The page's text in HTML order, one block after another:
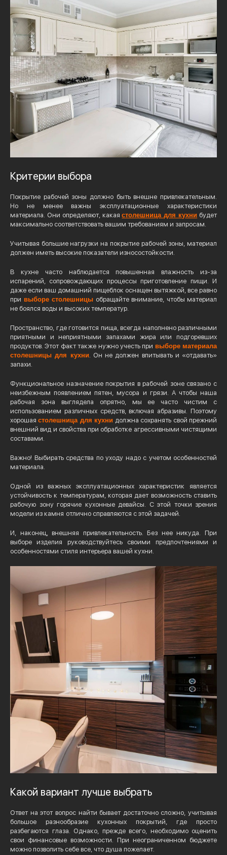
Критерии выбора
Покрытие рабочей зоны должно быть внешне привлекательным.
Но не менее важны эксплуатационные характеристики
материала. Они определяют, какаястолешница для кухни будет
максимально соответствовать вашим требованиям и запросам.
Учитывая большие нагрузки на покрытие рабочей зоны, материал
должен иметь высокие показатели износостойкости.
В кухне часто наблюдается повышенная влажность из-за
испарений, сопровождающих процессы приготовление пищи. И
даже если ваш домашний пищеблок оснащен вытяжкой, все равно
при выборе столешницы обращайте внимание, чтобы материал
не боялся воды и высоких температур.
Пространство, где готовится пища, всегда наполнено различными
приятными и неприятными запахами жира или подгоревших
продуктов. Этот факт также нужно учесть при выборе материала
столешницы для кухни. Он не должен впитывать и «отдавать»
запахи.
Функциональное назначение покрытия в рабочей зоне связано с
неизбежным появлением пятен, мусора и грязи. А чтобы наша
рабочая зона выглядела опрятно, мы ее часто чистим с
использованием различных средств, включая абразивы. Поэтому
хорошаястолешница для кухни должна сохранять свой прежний
внешний вид и свойства при обработке агрессивными чистящими
составами.
Важно! Выбирать средства по уходу надо с учетом особенностей
материала.
Одной из важных эксплуатационных характеристик является
устойчивость к температурам, которая дает возможность ставить
рабочую зону горячие кухонные девайсы. С этой точки зрения
модели из камня отлично справляются с этой задачей.
И, наконец, внешняя привлекательность. Без нее никуда. При
выборе изделия руководствуйтесь своими предпочтениями и
особенностями стиля интерьера вашей кухни.
Какой вариант лучше выбрать
Ответ на этот вопрос найти бывает достаточно сложно, учитывая
большое разнообразие кухонных покрытий, где просто
разбегаются глаза. Однако, прежде всего, необходимо оценить
свои финансовые возможности. При неограниченном бюджете
можно позволить себе все, что душа пожелает.